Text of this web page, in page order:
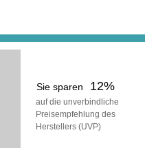
Sie sparen 12%
auf die unverbindliche
Preisempfehlung des
Herstellers (UVP)